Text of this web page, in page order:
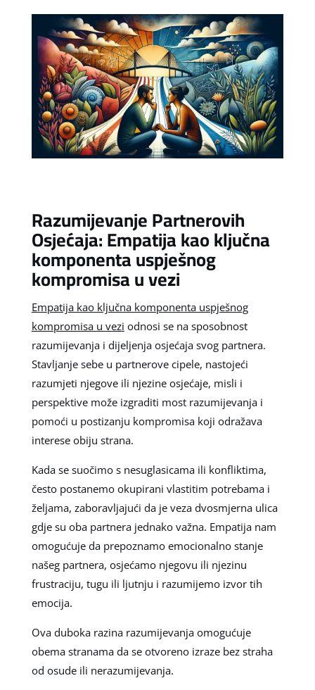
Razumijevanje Partnerovih
Osjećaja: Empatija kao ključna
komponenta uspješnog
kompromisa u vezi
Empatija kao ključna komponenta uspješnog
kompromisa u vezi odnosi se na sposobnost
razumijevanja i dijeljenja osjećaja svog partnera.
Stavljanje sebe u partnerove cipele, nastojeći
razumjeti njegove ili njezine osjećaje, misli i
perspektive može izgraditi most razumijevanja i
pomoći u postizanju kompromisa koji odražava
interese obiju strana.
Kada se suočimo s nesuglasicama ili konfliktima,
često postanemo okupirani vlastitim potrebama i
željama, zaboravljajući da je veza dvosmjerna ulica
gdje su oba partnera jednako važna. Empatija nam
omogućuje da prepoznamo emocionalno stanje
našeg partnera, osjećamo njegovu ili njezinu
frustraciju, tugu ili ljutnju i razumijemo izvor tih
emocija.
Ova duboka razina razumijevanja omogućuje
obema stranama da se otvoreno izraze bez straha
od osude ili nerazumijevanja.